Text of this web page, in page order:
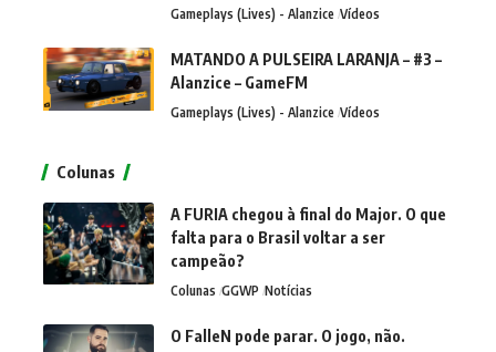
Gameplays (Lives) - Alanzice Vídeos
MATANDO A PULSEIRA LARANJA – #3 –
Alanzice – GameFM
Gameplays (Lives) - Alanzice Vídeos
Colunas
A FURIA chegou à final do Major. O que
falta para o Brasil voltar a ser
campeão?
Colunas GGWP Notícias
O FalleN pode parar. O jogo, não.